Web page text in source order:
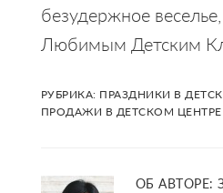
безудержное
Любимым Детским
РУБРИКА: ПРАЗДНИКИ В
ПРОДАЖИ В ДЕТСКОМ ЦЕНТРЕ
ОБ АВТОРЕ: